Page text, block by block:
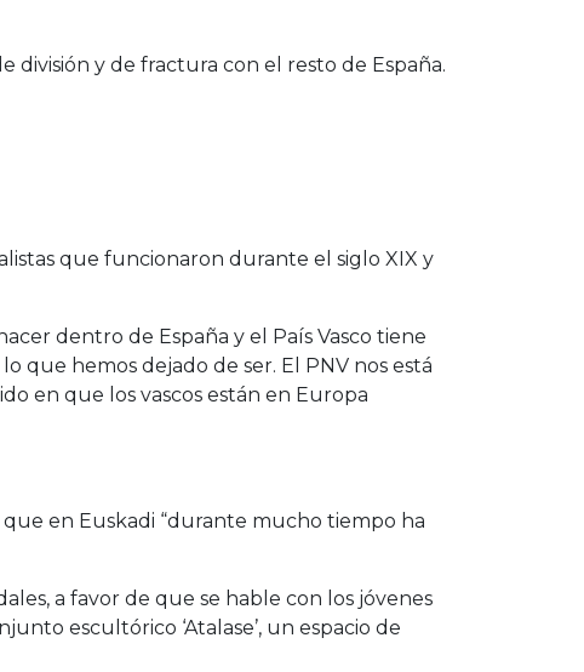
división y de fractura con el resto de España.
que funcionaron durante el siglo XIX y
dentro de España y el País Vasco tiene
que hemos dejado de ser. El PNV nos está
en que los vascos están en Europa
que en Euskadi “durante mucho tiempo ha
a favor de que se hable con los jóvenes
escultórico ‘Atalase’, un espacio de